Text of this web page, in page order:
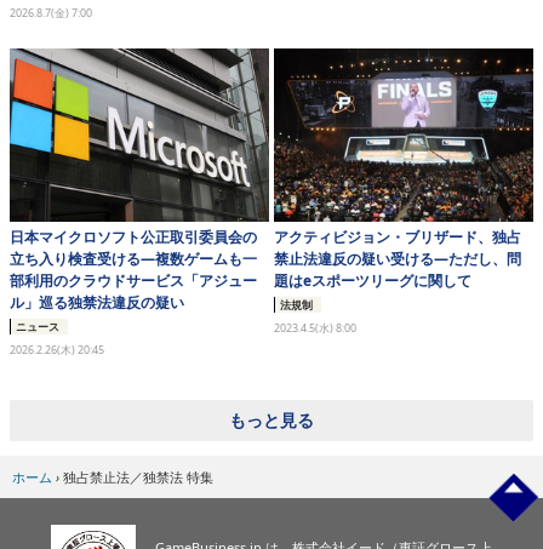
2026.8.7(金) 7:00
日本マイクロソフト公正取引委員会の
立ち入り検査受ける―複数ゲームも一
部利用のクラウドサービス「アジュー
ル」巡る独禁法違反の疑い
ニュース
2026.2.26(木) 20:45
アクティビジョン・ブリザード、独占
禁止法違反の疑い受ける―ただし、問
題はeスポーツリーグに関して
法規制
2023.4.5(水) 8:00
もっと見る
ホーム › 独占禁止法／独禁法 特集